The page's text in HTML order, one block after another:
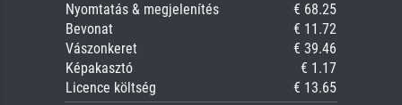
Nyomtatás & megjelenítés
€ 68.25
Bevonat
€ 11.72
Vászonkeret
€ 39.46
Képakasztó
€ 1.17
Licence költség
€ 13.65